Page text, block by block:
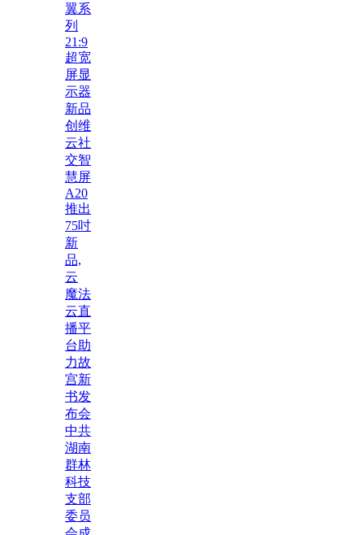
翼系
列
21:9
超宽
屏显
示器
新品
创维
云社
交智
慧屏
A20
推出
75吋
新
品,
云
魔法
云直
播平
台助
力故
宫新
书发
布会
中共
湖南
群林
科技
支部
委员